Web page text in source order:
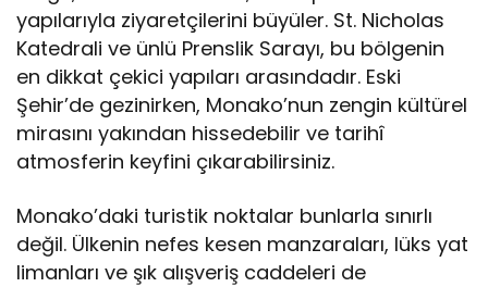
yapılarıyla ziyaretçilerini büyüler. St. Nicholas
Katedrali ve ünlü Prenslik Sarayı, bu bölgenin
en dikkat çekici yapıları arasındadır. Eski
Şehir’de gezinirken, Monako’nun zengin kültürel
mirasını yakından hissedebilir ve tarihî
atmosferin keyfini çıkarabilirsiniz.
Monako’daki turistik noktalar bunlarla sınırlı
değil. Ülkenin nefes kesen manzaraları, lüks yat
limanları ve şık alışveriş caddeleri de